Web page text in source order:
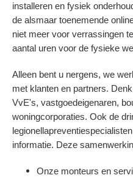
installeren en fysiek
de alsmaar toenemende
niet meer voor verrassingen
aantal uren voor de fysieke
Alleen bent u nergens, we
met klanten en partners.
VvE's, vastgoedeigenaren,
woningcorporaties. Ook de
informatie. Deze
Onze monteurs en